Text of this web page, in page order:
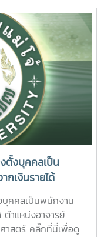
รมและจริยธรรมต่อไป
าสนา เนื่องใน
ของพุทธศาสนิกชน
วัฒนธรรมและปลูกฝัง
ป็นสิริมงคลแก่ชีวิต
ลากรมีส่วนร่วมในการ
ของไทย ควบคู่ไปกับ
ตเป็นบัณฑิตที่มี
งคมและประเทศชาติ
นครั้งนี้ จัดโดย กอง
จ้
ตั้งบุคคลเป็น
กเงินรายได้
สังกัดคณะพยาบาล
บุคคลเป็นพนักงาน
ตำแหน่งอาจารย์
าสตร์ คลิ๊กที่นี่เพื่อดู